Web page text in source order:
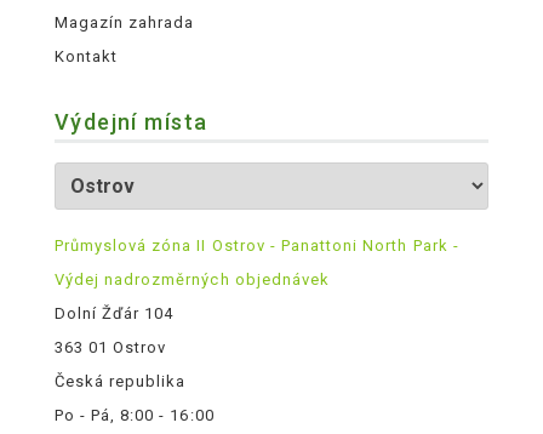
Magazín zahrada
Kontakt
Výdejní místa
Průmyslová zóna II Ostrov - Panattoni North Park -
Výdej nadrozměrných objednávek
Dolní Žďár 104
363 01 Ostrov
Česká republika
Po - Pá, 8:00 - 16:00